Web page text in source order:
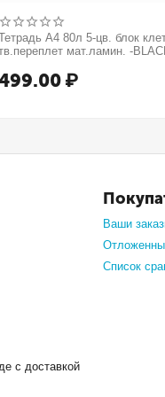
А4 80л 5-цв. блок
мат.ламин. -
₽
Ваши
Список
с доставкой